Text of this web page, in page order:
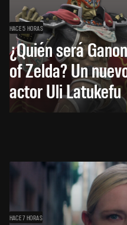
HACE 5 HORAS
¿Quién será
of Zelda? Un
actor Uli Latukefu
HACE 7 HORAS